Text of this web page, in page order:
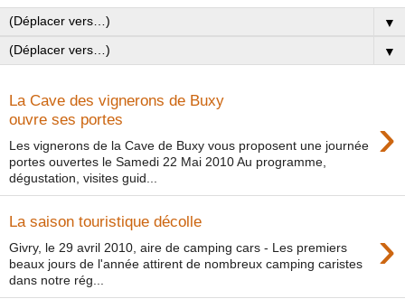
▼
▼
La Cave des vignerons de Buxy
ouvre ses portes
›
Les vignerons de la Cave de Buxy vous proposent une journée
portes ouvertes le Samedi 22 Mai 2010 Au programme,
dégustation, visites guid...
La saison touristique décolle ›
Givry, le 29 avril 2010, aire de camping cars - Les premiers
beaux jours de l'année attirent de nombreux camping caristes
dans notre rég...